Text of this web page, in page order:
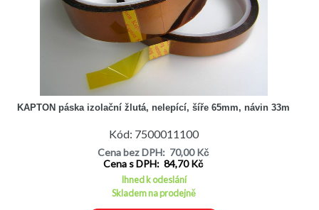
KAPTON páska izolační žlutá, nelepící, šíře 65mm, návin 33m
Kód: 7500011100
Cena bez DPH: 70,00 Kč
Cena s DPH: 84,70 Kč
Ihned k odeslání
Skladem na prodejně